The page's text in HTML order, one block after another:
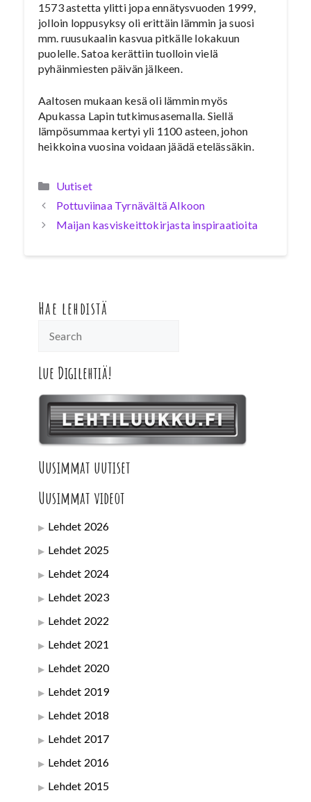
1573 astetta ylitti jopa ennätysvuoden 1999,
jolloin loppusyksy oli erittäin lämmin ja suosi
mm. ruusukaalin kasvua pitkälle lokakuun
puolelle. Satoa kerättiin tuolloin vielä
pyhäinmiesten päivän jälkeen.
Aaltosen mukaan kesä oli lämmin myös
Apukassa Lapin tutkimusasemalla. Siellä
lämpösummaa kertyi yli 1100 asteen, johon
heikkoina vuosina voidaan jäädä etelässäkin.
Kategoriat
Uutiset
Pottuviinaa Tyrnävältä Alkoon
Maijan kasviskeittokirjasta inspiraatioita
Hae lehdistä
Lue Digilehtiä!
Uusimmat uutiset
Uusimmat videot
Lehdet 2026
Lehdet 2025
Lehdet 2024
Lehdet 2023
Lehdet 2022
Lehdet 2021
Lehdet 2020
Lehdet 2019
Lehdet 2018
Lehdet 2017
Lehdet 2016
Lehdet 2015